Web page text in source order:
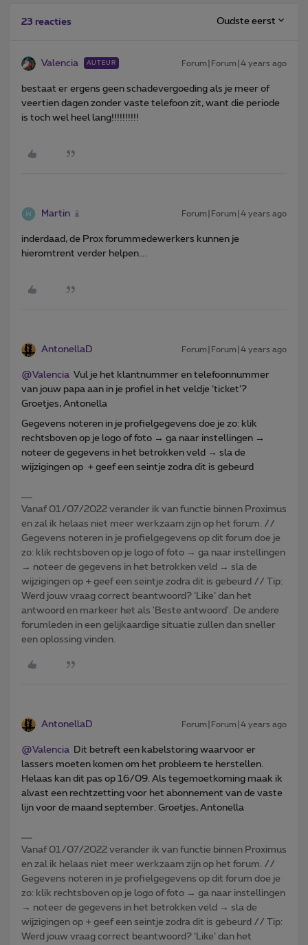
23 reacties Oudste eerst
Valencia AUTEUR Forum|Forum|4 years ago
bestaat er ergens geen schadevergoeding als je meer of
veertien dagen zonder vaste telefoon zit, want die periode
is toch wel heel lang!!!!!!!!!!
Martin Forum|Forum|4 years ago
inderdaad, de Prox forummedewerkers kunnen je
hieromtrent verder helpen….
AntonellaD Forum|Forum|4 years ago
@Valencia Vul je het klantnummer en telefoonnummer
van jouw papa aan in je profiel in het veldje ‘ticket’?
Groetjes, Antonella
Gegevens noteren in je profielgegevens doe je zo: klik
rechtsboven op je logo of foto → ga naar instellingen →
noteer de gegevens in het betrokken veld → sla de
wijzigingen op + geef een seintje zodra dit is gebeurd
Vanaf 01/07/2022 verander ik van functie binnen Proximus
en zal ik helaas niet meer werkzaam zijn op het forum. //
Gegevens noteren in je profielgegevens op dit forum doe je
zo: klik rechtsboven op je logo of foto → ga naar instellingen
→ noteer de gegevens in het betrokken veld → sla de
wijzigingen op + geef een seintje zodra dit is gebeurd // Tip:
Werd jouw vraag correct beantwoord? ‘Like’ dan het
antwoord en markeer het als 'Beste antwoord'. De andere
forumleden in een gelijkaardige situatie zullen dan sneller
een oplossing vinden.
AntonellaD Forum|Forum|4 years ago
@Valencia Dit betreft een kabelstoring waarvoor er
lassers moeten komen om het probleem te herstellen.
Helaas kan dit pas op 16/09. Als tegemoetkoming maak ik
alvast een rechtzetting voor het abonnement van de vaste
lijn voor de maand september. Groetjes, Antonella
Vanaf 01/07/2022 verander ik van functie binnen Proximus
en zal ik helaas niet meer werkzaam zijn op het forum. //
Gegevens noteren in je profielgegevens op dit forum doe je
zo: klik rechtsboven op je logo of foto → ga naar instellingen
→ noteer de gegevens in het betrokken veld → sla de
wijzigingen op + geef een seintje zodra dit is gebeurd // Tip:
Werd jouw vraag correct beantwoord? ‘Like’ dan het